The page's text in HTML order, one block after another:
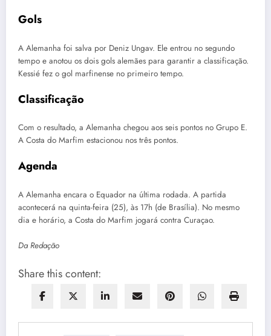
Gols
A Alemanha foi salva por Deniz Ungav. Ele entrou no segundo
tempo e anotou os dois gols alemães para garantir a classificação.
Kessié fez o gol marfinense no primeiro tempo.
Classificação
Com o resultado, a Alemanha chegou aos seis pontos no Grupo E.
A Costa do Marfim estacionou nos três pontos.
Agenda
A Alemanha encara o Equador na última rodada. A partida
acontecerá na quinta-feira (25), às 17h (de Brasília). No mesmo
dia e horário, a Costa do Marfim jogará contra Curaçao.
Da Redação
Share this content: